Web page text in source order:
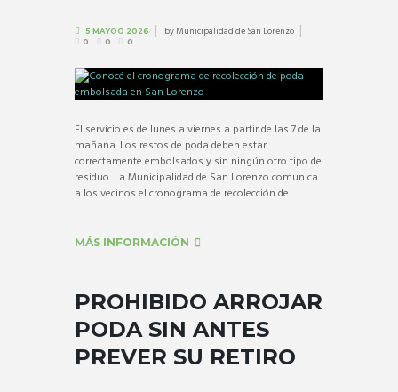
5 MAYOO 2026 byMunicipalidad de San Lorenzo
0 0 0
El servicio es de lunes a viernes a partir de las 7 de la
mañana. Los restos de poda deben estar
correctamente embolsados y sin ningún otro tipo de
residuo. La Municipalidad de San Lorenzo comunica
a los vecinos el cronograma de recolección de...
MÁS INFORMACIÓN
PROHIBIDO ARROJAR
PODA SIN ANTES
PREVER SU RETIRO